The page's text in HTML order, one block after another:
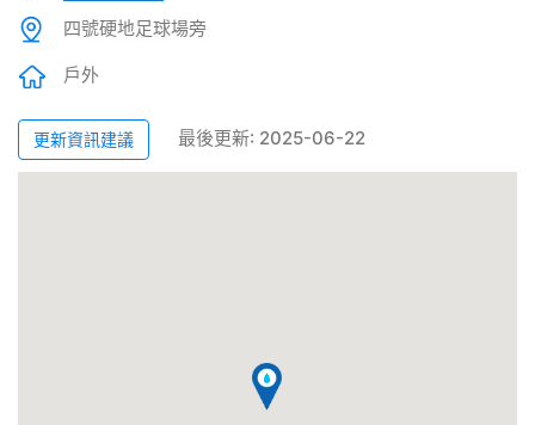
四號硬地足球場旁
戶外
更新資訊建議 最後更新: 2025-06-22